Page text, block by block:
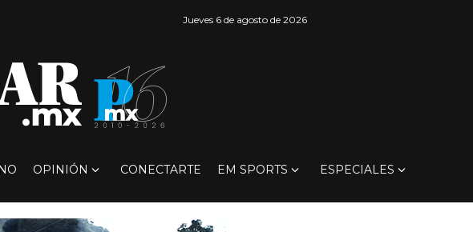
Jueves 6 de agosto de 2026
OPINIÓN CONECTARTE EM SPORTS ESPECIALES